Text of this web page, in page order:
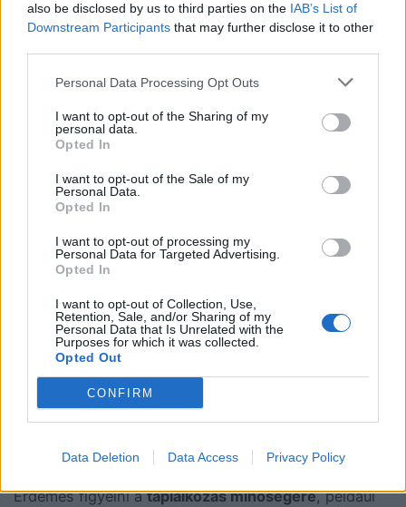
also be disclosed by us to third parties on the IAB’s List of
Downstream Participants that may further disclose it to other
Personal Data Processing Opt Outs
I want to opt-out of the Sharing of my
personal data.
Opted In
I want to opt-out of the Sale of my
Personal Data.
Opted In
I want to opt-out of processing my
Personal Data for Targeted Advertising.
Opted In
I want to opt-out of Collection, Use,
Retention, Sale, and/or Sharing of my
Personal Data that Is Unrelated with the
Purposes for which it was collected.
Opted Out
CONFIRM
Data Deletion Data Access Privacy Policy
Az orvos avérkép, máj- és vesefunkció
segíthetnek a pontos
diagnózis felállításában.
Prevenció és
mindennapi
óvintézkedések
A mennel megelőzésében kulcsfontosságú a
kiegyensúlyozott táplálkozás
és ásványianyag-bevitel, valamint a
orvosi ellenőrzés. A stressz csökkentése és a
optimális működését.
Érdemes figyelni atáplálkozás minőségére, például